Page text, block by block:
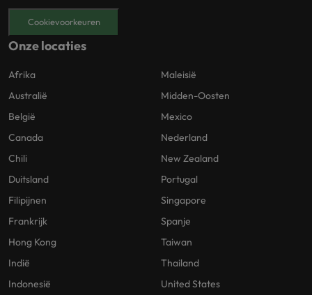
Cookievoorkeuren
Onze locaties
Afrika
Australië
België
Canada
Chili
Duitsland
Filipijnen
Frankrijk
Hong Kong
Indië
Indonesië
Maleisië
Midden-Oosten
Mexico
Nederland
New Zealand
Portugal
Singapore
Spanje
Taiwan
Thailand
United States